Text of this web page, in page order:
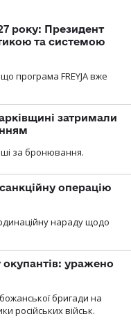
року: Президент
та системою
програма FREYJA вже
затримали
за бронювання.
операцію
нараду щодо
уражено
бригади на
російських військ.